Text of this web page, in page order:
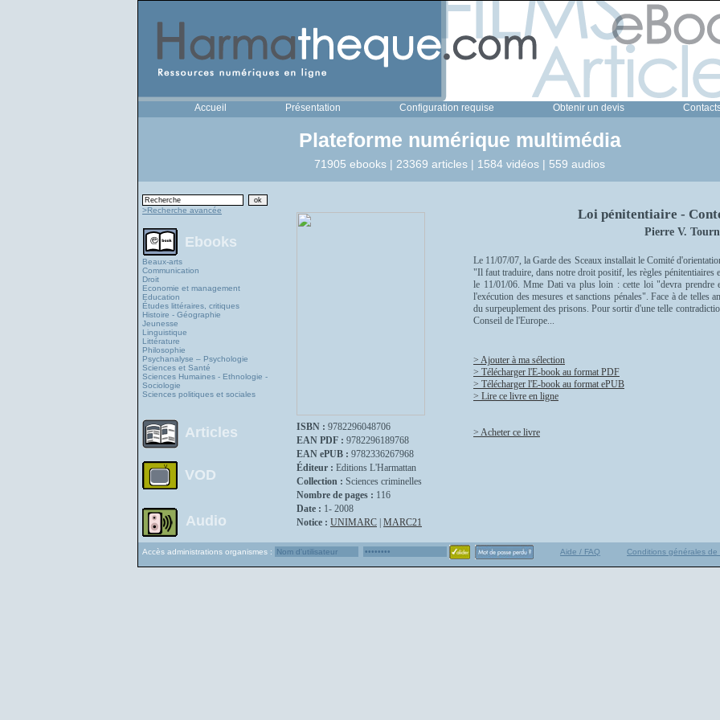
Accueil Présentation Configuration requise Obtenir un devis
Plateforme numérique multimédia
71905 ebooks | 23369 articles | 1584 vidéos | 559 audios
>Recherche avancée
Ebooks
Beaux-arts
Communication
Droit
Economie et management
Education
Études littéraires, critiques
Histoire - Géographie
Jeunesse
Linguistique
Littérature
Philosophie
Psychanalyse – Psychologie
Sciences et Santé
Sciences Humaines - Ethnologie -
Sociologie
Sciences politiques et sociales
Articles
VOD
Audio
ISBN : 9782296048706
EAN PDF : 9782296189768
EAN ePUB : 9782336267968
Éditeur : Editions L'Harmattan
Collection : Sciences criminelles
Nombre de pages : 116
Date : 1- 2008
Notice : UNIMARC MARC21
Loi pénitentiaire -
Pierre V.
Le 11/07/07, la Garde des Sceaux installait le Comité
"Il faut traduire, dans notre droit positif, les règles pénitentiaires
le 11/01/06. Mme Dati va plus loin : cette loi "devra prendre
l'exécution des mesures et sanctions pénales". Face à de telles
du surpeuplement des prisons. Pour sortir d'une telle
Conseil de l'Europe...
> Ajouter à ma sélection
> Télécharger l'E-book au format PDF
> Télécharger l'E-book au format ePUB
> Lire ce livre en ligne
> Acheter ce livre
Accès administrations organismes : Aide / FAQ Conditions générales de